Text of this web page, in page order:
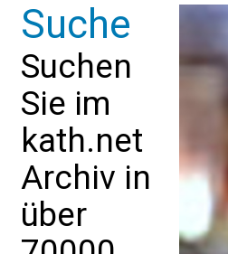
Suche
Suchen
Sie im
kath.net
Archiv in
über